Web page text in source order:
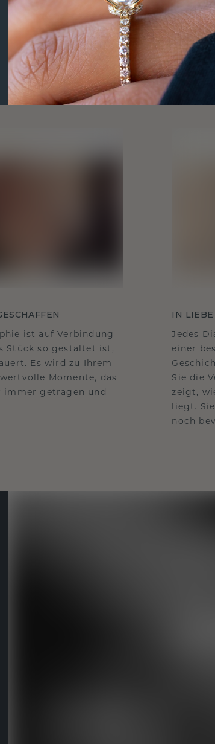
ist auf Verbindung
Stück so gestaltet ist,
Es wird zu Ihrem
Momente, das
getragen und
IN LIEBE
Jedes
einer
Sie die
zeigt,
liegt.
noch